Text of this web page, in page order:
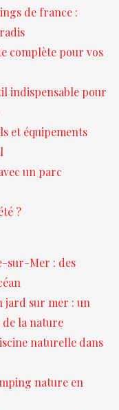
de france :
complète pour vos
indispensable pour
et équipements
un parc
?
sur-Mer : des
jard sur mer : un
la nature
naturelle dans
nature en